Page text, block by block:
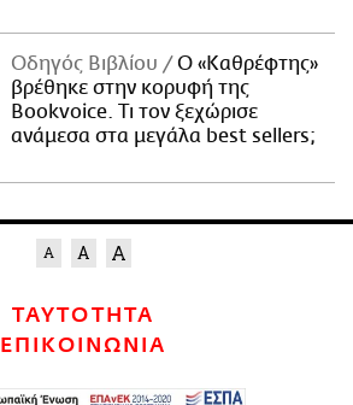
Οδηγός Βιβλίου
Ο «Καθρέφτης»
βρέθηκε στην κορυφή της
Bookvoice. Τι τον ξεχώρισε
ανάμεσα στα μεγάλα best sellers;
ΤΑΥΤΟΤΗΤΑ
ΕΠΙΚΟΙΝΩΝΙΑ